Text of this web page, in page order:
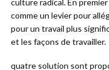
culture radical. En
comme un levier pour
pour un travail plus
et les façons de travailler.
quatre solution sont